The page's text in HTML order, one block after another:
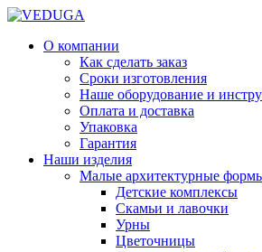
О компании
Как сделать заказ
Сроки изготовления
Наше оборудование и
Оплата и доставка
Упаковка
Гарантия
Наши изделия
Малые архитектурные
Детские комплексы
Скамьи и лавочки
Урны
Цветочницы